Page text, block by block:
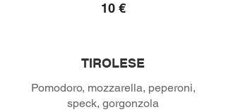
10 €
TIROLESE
Pomodoro, mozzarella, peperoni,
speck, gorgonzola